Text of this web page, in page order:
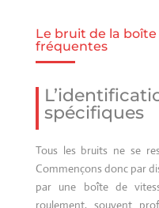
Le bruit de la boîte
fréquentes
spécifiques
Tous les bruits ne se
Commençons donc par
par une boîte de
roulement, souvent